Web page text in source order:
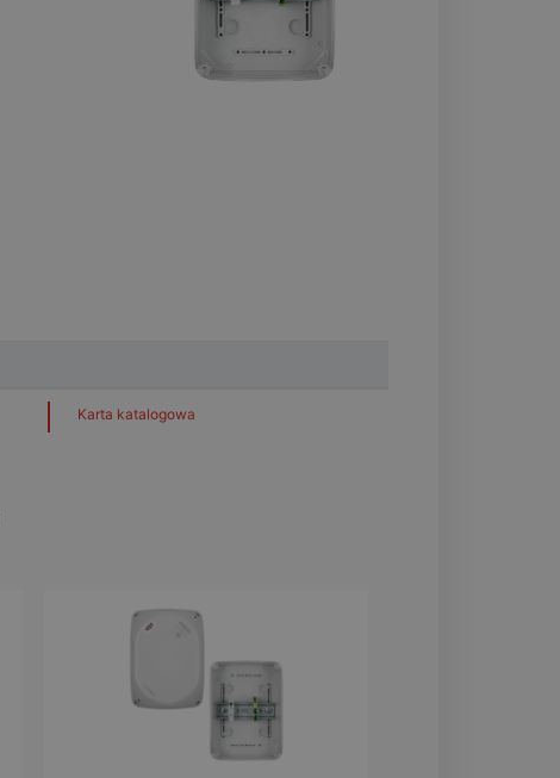
Karta katalogowa